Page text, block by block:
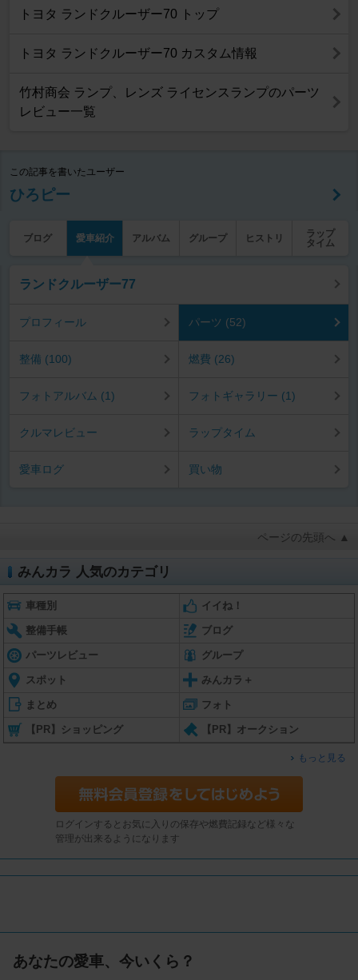
トヨタ ランドクルーザー70 トップ
トヨタ ランドクルーザー70 カスタム情報
竹村商会 ランプ、レンズ ライセンスランプのパーツ
レビュー一覧
この記事を書いたユーザー
ひろピー
ブログ 愛車紹介 アルバム グループ ヒストリ
ラップ
タイム
ランドクルーザー77
プロフィール パーツ (52)
整備 (100) 燃費 (26)
フォトアルバム (1) フォトギャラリー (1)
クルマレビュー ラップタイム
愛車ログ 買い物
ページの先頭へ ▲
みんカラ 人気のカテゴリ
車種別 イイね！
整備手帳 ブログ
パーツレビュー グループ
スポット みんカラ＋
まとめ フォト
【PR】ショッピング 【PR】オークション
もっと見る
ログインするとお気に入りの保存や燃費記録など様々な
管理が出来るようになります
あなたの愛車、今いくら？